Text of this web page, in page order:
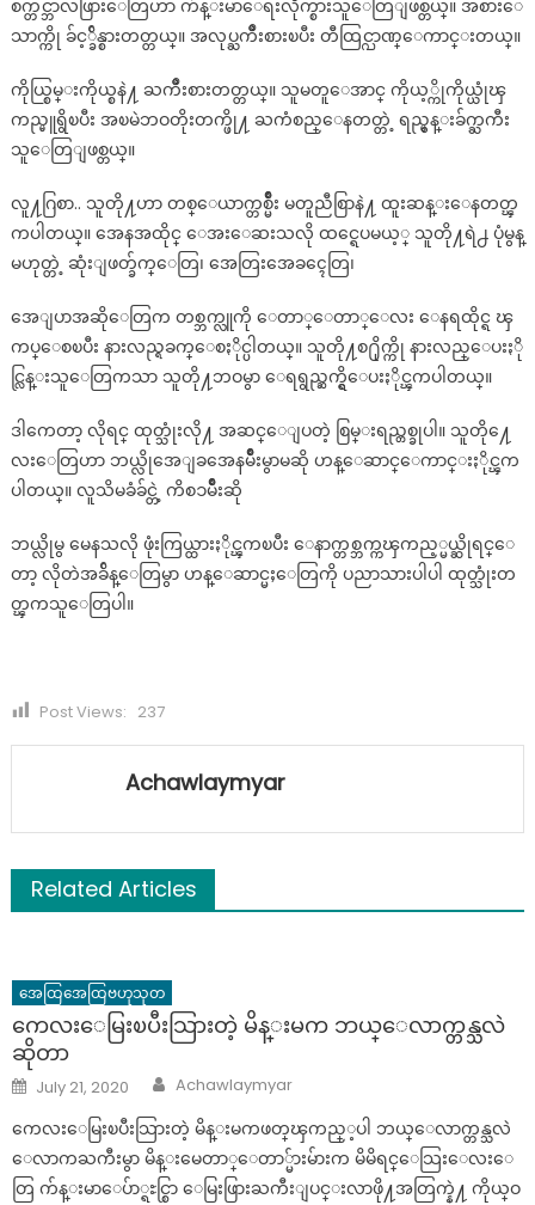
စက္တင္ဘာလဖြားေတြဟာ က်န္းမာေရးလိုက္စားသူေတြျဖစ္တယ္။ အစားေ
သာက္ကို ခ်င့္ခ်ိန္စားတတ္တယ္။ အလုပ္ႀကိဳးစားၿပီး တီထြင္ဉာဏ္ေကာင္းတယ္။
ကိုယ္စြမ္းကိုယ္စနဲ႔ ႀကိဳးစားတတ္တယ္။ သူမတူေအာင္ ကိုယ့္ကိုကိုယ္ယုံၾ
ကည္မူရွိၿပီး အၿမဲဘဝတိုးတက္ဖို႔ ႀကံစည္ေနတတ္တဲ့ ရည္မွန္းခ်က္ႀကီး
သူေတြျဖစ္တယ္။
လူ႔ဂြစာ.. သူတို႔ဟာ တစ္ေယာက္တစ္မ်ိဳး မတူညီစြာနဲ႔ ထူးဆန္းေနတတ္ၾ
ကပါတယ္။ အေနအထိုင္ ေအးေဆးသလို ထင္ရေပမယ့္ သူတို႔ရဲ႕ ပုံမွန္
မဟုတ္တဲ့ ဆုံးျဖတ္ခ်က္ေတြ၊ အေတြးအေခၚေတြ၊
အေျပာအဆိုေတြက တစ္ဘက္လူကို ေတာ္ေတာ္ေလး ေနရထိုင္ရ ၾ
ကပ္ေစၿပီး နားလည္ရခက္ေစႏိုင္ပါတယ္။ သူတို႔စ႐ိုက္ကို နားလည္ေပးႏို
င္လြန္းသူေတြကသာ သူတို႔ဘဝမွာ ေရရွည္ဆက္ရွိေပးႏိုင္ၾကပါတယ္။
ဒါကေတာ့ လိုရင္ ထုတ္သုံးလို႔ အဆင္ေျပတဲ့ စြမ္းရည္တစ္ခုပါ။ သူတို႔ေ
လးေတြဟာ ဘယ္လိုအေျခအေနမ်ိဳးမွာမဆို ဟန္ေဆာင္ေကာင္းႏိုင္ၾက
ပါတယ္။ လူသိမခံခ်င္တဲ့ ကိစၥမ်ိဳးဆို
ဘယ္လိုမွ မေနသလို ဖုံးကြယ္ထားႏိုင္ၾကၿပီး ေနာက္တစ္ဘက္ကၾကည့္မယ္ဆိုရင္ေ
တာ့ လိုတဲအခ်ိန္ေတြမွာ ဟန္ေဆာင္မႈေတြကို ပညာသားပါပါ ထုတ္သုံးတ
တ္ၾကသူေတြပါ။
Post Views: 237
Achawlaymyar
Related Articles
အေထြအေထြဗဟုသုတ
ကေလးေမြးၿပီးသြားတဲ့ မိန္းမက ဘယ္ေလာက္တန္သလဲ
ဆိုတာ
Posted
on
July 21, 2020 Author
Achawlaymyar
ကေလးေမြးၿပီးသြားတဲ့ မိန္းမကဖတ္​ၾကည္​့ပါ ဘယ္ေလာက္တန္သလဲ
ေလာကႀကီးမွာ မိန္းမေတာ္ေတာ္မ်ားမ်ားက မိမိရင္ေသြးေလးေ
တြ က်န္းမာေပ်ာ္ရႊင္စြာ ေမြးဖြားႀကီးျပင္းလာဖို႔အတြက္နဲ႔ ကိုယ္ဝ